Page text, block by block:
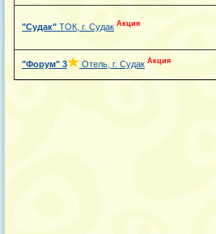
"Судак" ТОК, г. Судак Акция
"Форум" 3 Отель, г. Судак Акция